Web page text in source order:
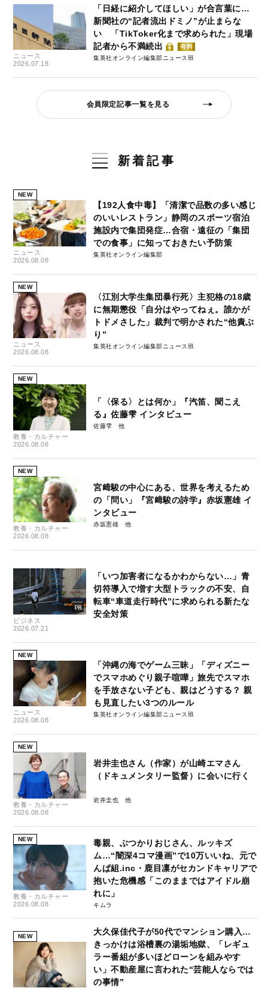
ニュース
2026.07.18
「日経に紹介してほしい」が合言葉に…
新聞社の“記者流出ドミノ”が止まらな
い 「TikToker化まで求められた」現場
記者から不満続出
有料
集英社オンライン編集部ニュース班
会員限定記事一覧を見る
新着記事
NEW
ニュース
2026.08.08
【192人食中毒】「清潔で品数の多い感じ
のいいレストラン」静岡のスポーツ宿泊
施設内で集団発症…合宿・遠征の「集団
での食事」に知っておきたい予防策
集英社オンライン編集部
NEW
ニュース
2026.08.08
〈江別大学生集団暴行死〉主犯格の18歳
に無期懲役「自分はやってねぇ。誰かが
トドメさした」裁判で明かされた“他責ぶ
り”
集英社オンライン編集部ニュース班
NEW
教養・カルチャー
2026.08.08
「〈保る〉とは何か」『汽笛、聞こえ
る』佐藤雫 インタビュー
佐藤雫
NEW
教養・カルチャー
2026.08.08
宮﨑駿の中心にある、世界を考えるため
の「問い」『宮﨑駿の詩学』赤坂憲雄 イ
ンタビュー
赤坂憲雄
ビジネス
2026.07.21
「いつ加害者になるかわからない…」青
切符導入で増す大型トラックの不安、自
転車“車道走行時代”に求められる新たな
安全対策
NEW
ニュース
2026.08.08
「沖縄の海でゲーム三昧」「ディズニー
でスマホめぐり親子喧嘩」旅先でスマホ
を手放さない子ども、親はどうする？ 親
も見直したい3つのルール
集英社オンライン編集部ニュース班
NEW
教養・カルチャー
2026.08.08
岩井圭也さん（作家）が山崎エマさん
（ドキュメンタリー監督）に会いに行く
岩井圭也
NEW
教養・カルチャー
2026.08.08
毒親、ぶつかりおじさん、ルッキズ
ム…“闇深4コマ漫画”で10万いいね、元で
んぱ組.inc・鹿目凛がセカンドキャリアで
抱いた危機感「このままではアイドル崩
れに」
キムラ
NEW
大久保佳代子が50代でマンション購入…
きっかけは浴槽裏の湯垢地獄、「レギュ
ラー番組が多いほどローンを組みやす
い」不動産屋に言われた“芸能人ならでは
の事情”